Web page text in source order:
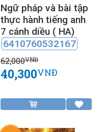
Ngữ pháp và bài tập
thực hành tiếng anh
7 cánh diều ( HA)
6410760532167
62,000VNĐ
40,300VNĐ